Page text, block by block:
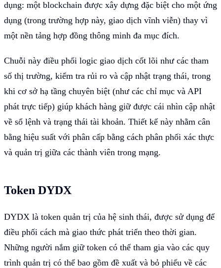
dụng: một blockchain được xây dựng đặc biệt cho một ứng
dụng (trong trường hợp này, giao dịch vĩnh viễn) thay vì
một nền tảng hợp đồng thông minh đa mục đích.
Chuỗi này điều phối logic giao dịch cốt lõi như các tham
số thị trường, kiểm tra rủi ro và cập nhật trạng thái, trong
khi cơ sở hạ tầng chuyên biệt (như các chỉ mục và API
phát trực tiếp) giúp khách hàng giữ được cái nhìn cập nhật
về sổ lệnh và trạng thái tài khoản. Thiết kế này nhằm cân
bằng hiệu suất với phân cấp bằng cách phân phối xác thực
và quản trị giữa các thành viên trong mạng.
Token DYDX
DYDX là token quản trị của hệ sinh thái, được sử dụng để
điều phối cách mà giao thức phát triển theo thời gian.
Những người nắm giữ token có thể tham gia vào các quy
trình quản trị có thể bao gồm đề xuất và bỏ phiếu về các